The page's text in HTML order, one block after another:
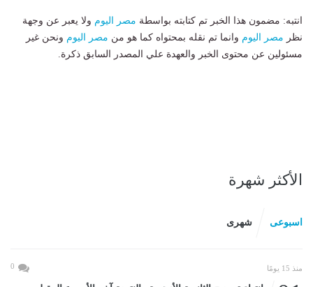
انتبه: مضمون هذا الخبر تم كتابته بواسطة مصر اليوم ولا يعبر عن وجهة
نظر مصر اليوم وانما تم نقله بمحتواه كما هو من مصر اليوم ونحن غير
مسئولين عن محتوى الخبر والعهدة علي المصدر السابق ذكرة.
الأكثر شهرة
اسبوعى شهرى
منذ 15 يومًا 0